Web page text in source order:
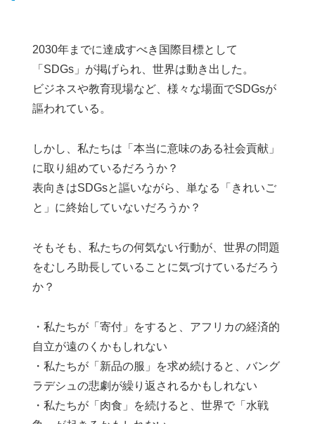
2030年までに達成すべき国際目標として
「SDGs」が掲げられ、世界は動き出した。
ビジネスや教育現場など、様々な場面でSDGsが
謳われている。
しかし、私たちは「本当に意味のある社会貢献」
に取り組めているだろうか？
表向きはSDGsと謳いながら、単なる「きれいご
と」に終始していないだろうか？
そもそも、私たちの何気ない行動が、世界の問題
をむしろ助長していることに気づけているだろう
か？
・私たちが「寄付」をすると、アフリカの経済的
自立が遠のくかもしれない
・私たちが「新品の服」を求め続けると、バング
ラデシュの悲劇が繰り返されるかもしれない
・私たちが「肉食」を続けると、世界で「水戦